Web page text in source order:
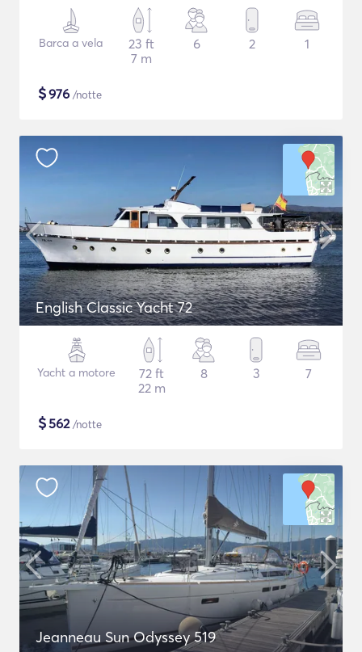
Barca a vela
23 ft
7 m
6 2 1
$976 /notte
English Classic Yacht 72
Yacht a motore
72 ft
22 m
8 3 7
$562/notte
Jeanneau Sun Odyssey 519